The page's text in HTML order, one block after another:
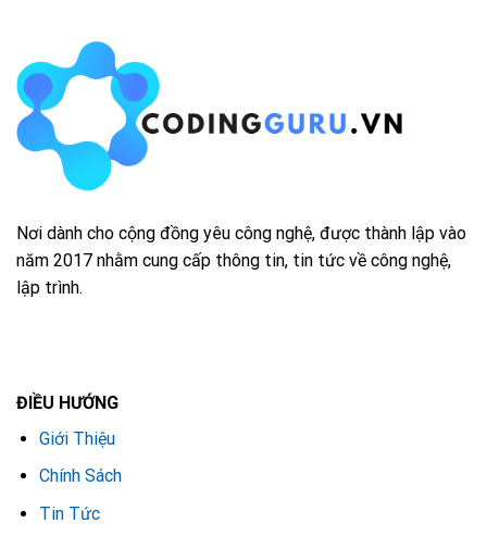
Nơi dành cho cộng đồng yêu công nghệ, được thành lập vào
năm 2017 nhằm cung cấp thông tin, tin tức về công nghệ,
lập trình.
ĐIỀU HƯỚNG
Giới Thiệu
Chính Sách
Tin Tức